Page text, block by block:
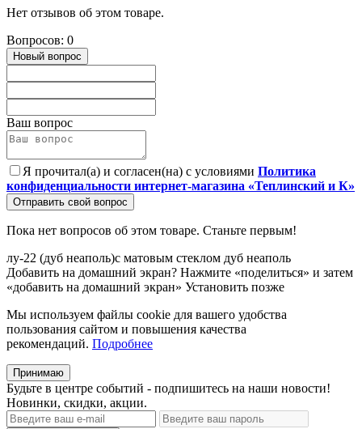
Нет отзывов об этом товаре.
Вопросов: 0
Новый вопрос
Ваш вопрос
Я прочитал(а) и согласен(на) с условиями Политика
конфиденциальности интернет-магазина «Теплинский и К»
Отправить свой вопрос
Пока нет вопросов об этом товаре. Станьте первым!
лу-22 (дуб неаполь)с матовым стеклом дуб неаполь
Добавить на домашний экран? Нажмите «поделиться» и затем
«добавить на домашний экран» Установить позже
Мы используем файлы cookie для вашего удобства
пользования сайтом и повышения качества
рекомендаций. Подробнее
Принимаю
Будьте в центре событий - подпишитесь на наши новости!
Новинки, скидки, акции.